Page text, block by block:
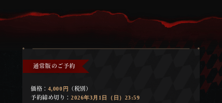
通常版のご予約
価格： 4,000円
（税別）
予約締め切り： 2026年3月1日（日）23:59